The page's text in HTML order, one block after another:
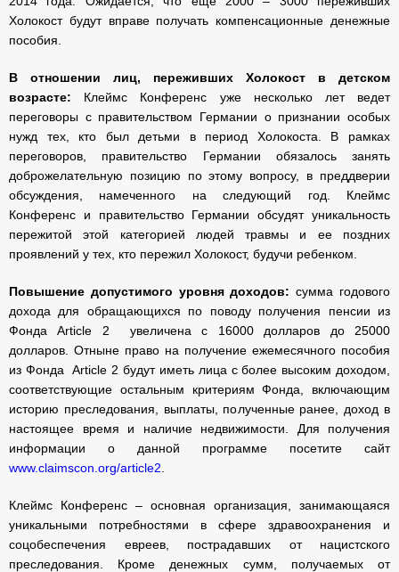
Холокост будут вправе получать компенсационные денежные
пособия.
В отношении лиц, переживших Холокост в детском
возрасте: Клеймс Конференс уже несколько лет ведет
переговоры с правительством Германии о признании особых
нужд тех, кто был детьми в период Холокоста. В рамках
переговоров, правительство Германии обязалось занять
доброжелательную позицию по этому вопросу, в преддверии
обсуждения, намеченного на следующий год. Клеймс
Конференс и правительство Германии обсудят уникальность
пережитой этой категорией людей травмы и ее поздних
проявлений у тех, кто пережил Холокост, будучи ребенком.
Повышение допустимого уровня доходов: сумма годового
дохода для обращающихся по поводу получения пенсии из
Фонда Article 2 увеличена с 16000 долларов до 25000
долларов. Отныне право на получение ежемесячного пособия
из Фонда Article 2 будут иметь лица с более высоким доходом,
соответствующие остальным критериям Фонда, включающим
историю преследования, выплаты, полученные ранее, доход в
настоящее время и наличие недвижимости. Для получения
информации о данной программе посетите сайт
www.claimscon.org/article2
Клеймс Конференс – основная организация, занимающаяся
уникальными потребностями в сфере здравоохранения и
соцобеспечения евреев, пострадавших от нацистского
преследования. Кроме денежных сумм, получаемых от